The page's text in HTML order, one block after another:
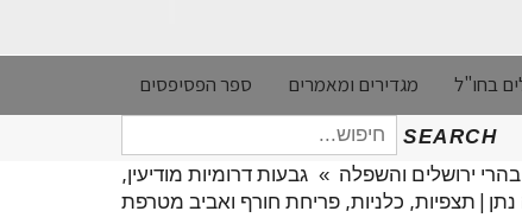
בחו"ל מגדירים ומאמרים ספר הפסיפסים
SEARCH
חיפוש
עבור:
בהרי ירושלים והשפלה » גבעות דרומיות מודיעין,
| תצפיות, כלניות, פריחת חורף ואביב מטרפת